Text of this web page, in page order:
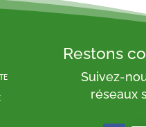
Restons
Suivez-
réseaux